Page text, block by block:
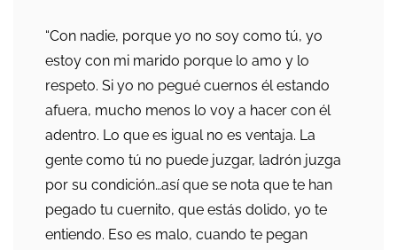
“Con nadie, porque yo no soy como tú, yo
estoy con mi marido porque lo amo y lo
respeto. Si yo no pegué cuernos él estando
afuera, mucho menos lo voy a hacer con él
adentro. Lo que es igual no es ventaja. La
gente como tú no puede juzgar, ladrón juzga
por su condición…así que se nota que te han
pegado tu cuernito, que estás dolido, yo te
entiendo. Eso es malo, cuando te pegan